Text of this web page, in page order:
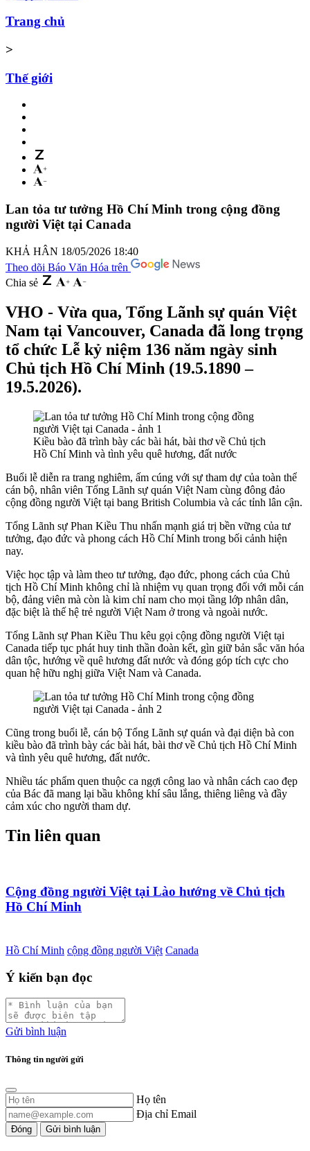
Trang chủ
>
Thế giới
Lan tỏa tư tưởng Hồ Chí Minh trong cộng đồng
người Việt tại Canada
KHẢ HÂN 18/05/2026 18:40
Theo dõi Báo Văn Hóa trên
Chia sẻ
VHO - Vừa qua, Tổng Lãnh sự quán Việt
Nam tại Vancouver, Canada đã long trọng
tổ chức Lễ kỷ niệm 136 năm ngày sinh
Chủ tịch Hồ Chí Minh (19.5.1890 –
19.5.2026).
Kiều bào đã trình bày các bài hát, bài thơ về Chủ tịch
Hồ Chí Minh và tình yêu quê hương, đất nước
Buổi lễ diễn ra trang nghiêm, ấm cúng với sự tham dự của toàn thể
cán bộ, nhân viên Tổng Lãnh sự quán Việt Nam cùng đông đảo
cộng đồng người Việt tại bang British Columbia và các tỉnh lân cận.
Tổng Lãnh sự Phan Kiều Thu nhấn mạnh giá trị bền vững của tư
tưởng, đạo đức và phong cách Hồ Chí Minh trong bối cảnh hiện
nay.
Việc học tập và làm theo tư tưởng, đạo đức, phong cách của Chủ
tịch Hồ Chí Minh không chỉ là nhiệm vụ quan trọng đối với mỗi cán
bộ, đảng viên mà còn là kim chỉ nam cho mọi tầng lớp nhân dân,
đặc biệt là thế hệ trẻ người Việt Nam ở trong và ngoài nước.
Tổng Lãnh sự Phan Kiều Thu kêu gọi cộng đồng người Việt tại
Canada tiếp tục phát huy tinh thần đoàn kết, gìn giữ bản sắc văn hóa
dân tộc, hướng về quê hương đất nước và đóng góp tích cực cho
quan hệ hữu nghị giữa Việt Nam và Canada.
Cũng trong buổi lễ, cán bộ Tổng Lãnh sự quán và đại diện bà con
kiều bào đã trình bày các bài hát, bài thơ về Chủ tịch Hồ Chí Minh
và tình yêu quê hương, đất nước.
Nhiều tác phẩm quen thuộc ca ngợi công lao và nhân cách cao đẹp
của Bác đã mang lại bầu không khí sâu lắng, thiêng liêng và đầy
cảm xúc cho người tham dự.
Tin liên quan
Cộng đồng người Việt tại Lào hướng về Chủ tịch
Hồ Chí Minh
Hồ Chí Minh cộng đồng người Việt Canada
Ý kiến bạn đọc
Gửi bình luận
Thông tin người gửi
Họ tên
Địa chỉ Email
Đóng Gửi bình luận